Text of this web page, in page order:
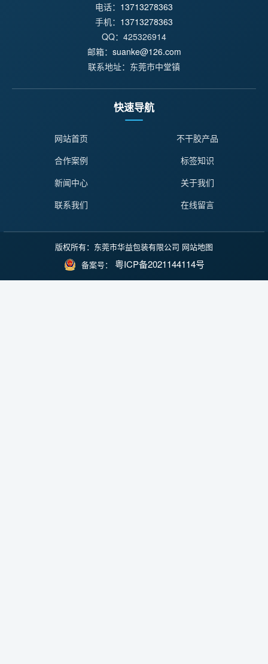
电话： 13713278363
手机： 13713278363
QQ：425326914
邮箱： suanke@126.com
联系地址：东莞市中堂镇
快速导航
网站首页
不干胶产品
合作案例
标签知识
新闻中心
关于我们
联系我们
在线留言
版权所有：东莞市华益包装有限公司 网站地图
备案号： 粤ICP备2021144114号